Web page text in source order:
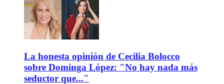
La honesta opinión de Cecilia Bolocco
sobre Dominga López: "No hay nada más
seductor que..."